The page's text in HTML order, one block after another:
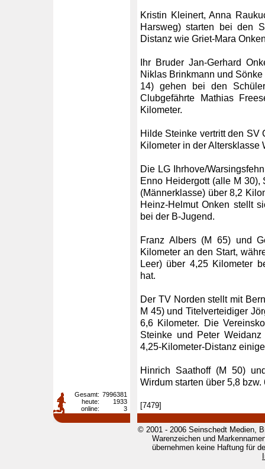
Kristin Kleinert, Anna
Harsweg) starten bei den
Distanz wie Griet-Mara
Ihr Bruder Jan-Gerhard
Niklas Brinkmann und
14) gehen bei den
Clubgefährte Mathias
Kilometer.
Hilde Steinke vertritt den SV
Kilometer in der Altersklasse
Die LG Ihrhove/
Enno Heidergott (alle M
(Männerklasse) über 8,2
Heinz-Helmut Onken stellt
bei der B-Jugend.
Franz Albers (M 65) und
Kilometer an den Start,
Leer) über 4,25 Kilometer
hat.
Der TV Norden stellt mit
M 45) und Titelverteidiger
6,6 Kilometer. Die
Steinke und Peter
4,25-Kilometer-Distanz
Hinrich Saathoff (M 50)
Wirdum starten über 5,8 bzw.
[7479]
Gesamt: 7996381
heute:
1933
online:
3
© 2001 - 2006 Seinschedt Medien,
Warenzeichen und
übernehmen keine Haftung für